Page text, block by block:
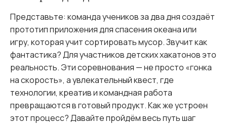
Представьте: команда учеников за два дня создаёт
прототип приложения для спасения океана или
игру, которая учит сортировать мусор. Звучит как
фантастика? Для участников детских хакатонов это
реальность. Эти соревнования — не просто «гонка
на скорость», а увлекательный квест, где
технологии, креатив и командная работа
превращаются в готовый продукт. Как же устроен
этот процесс? Давайте пройдём весь путь шаг